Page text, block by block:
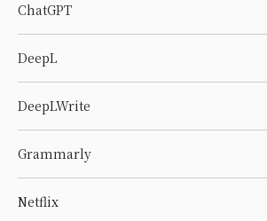
ChatGPT
DeepL
DeepLWrite
Grammarly
Netflix